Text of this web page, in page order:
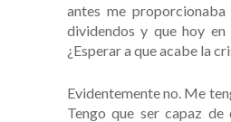
antes me proporcionaba
dividendos y que hoy en
¿Esperar a que acabe la
Evidentemente no. Me
Tengo que ser capaz de